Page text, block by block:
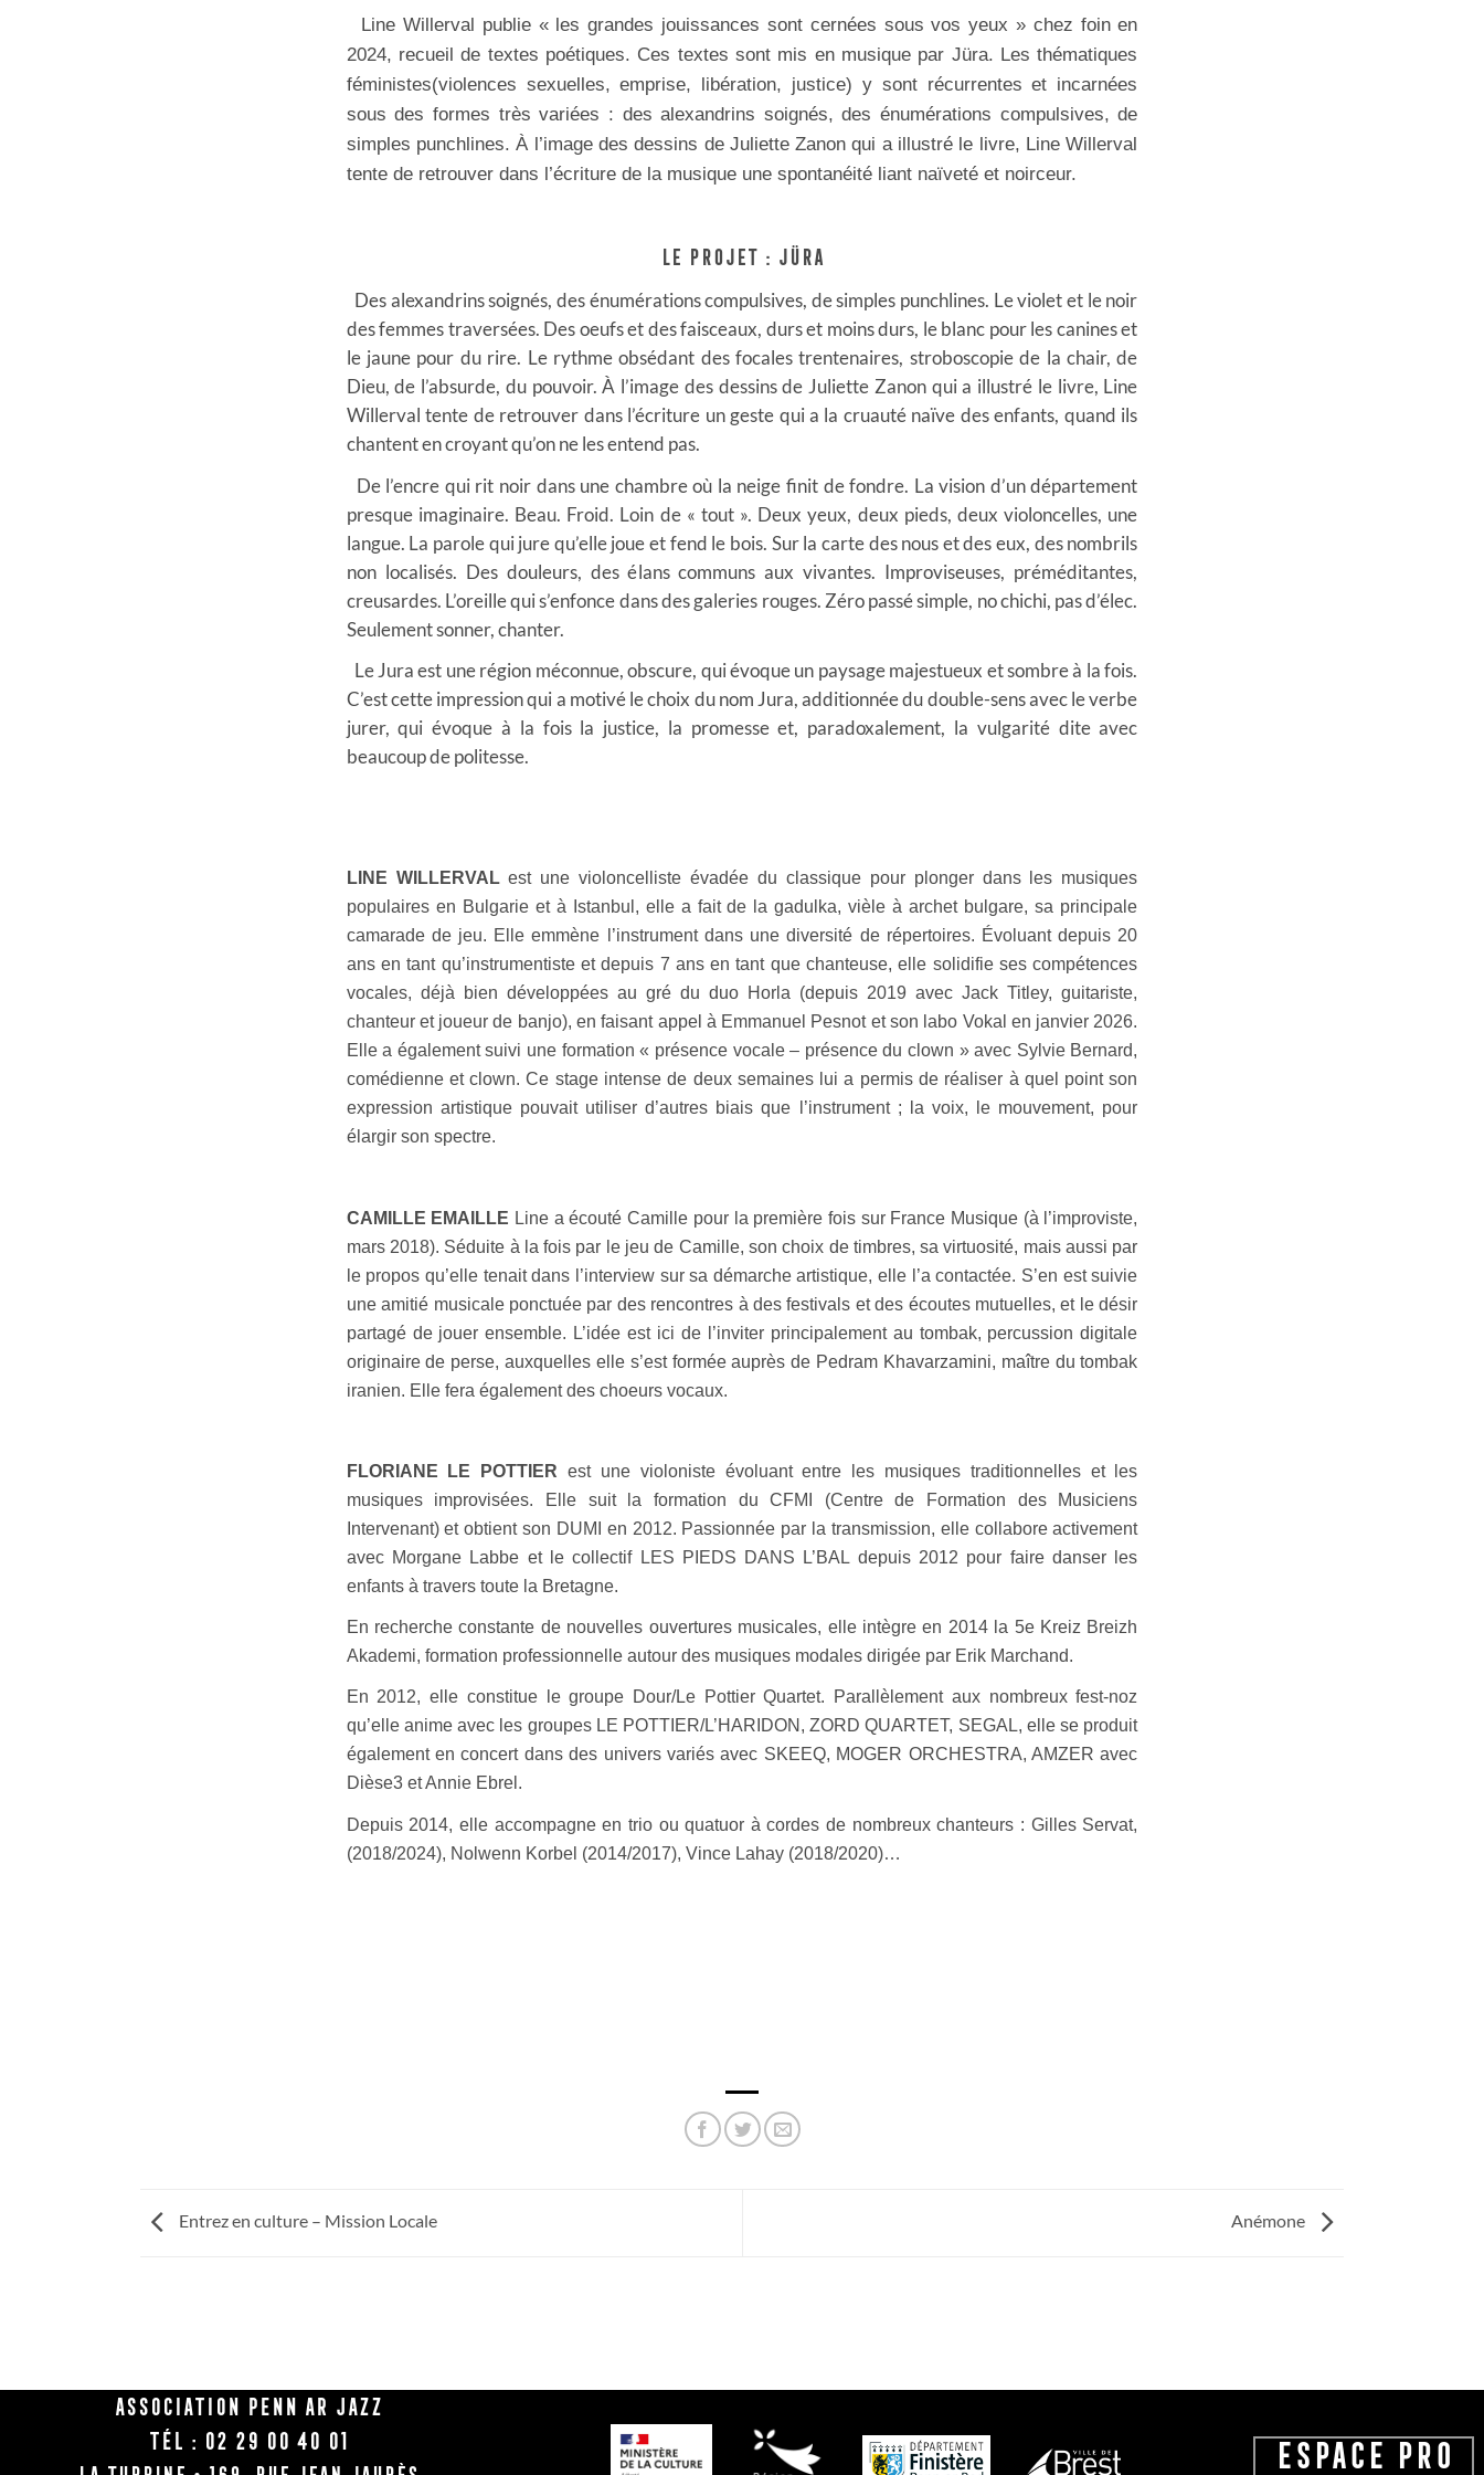
Line Willerval publie « les grandes jouissances sont cernées sous vos yeux » chez foin en
2024, recueil de textes poétiques. Ces textes sont mis en musique par Jüra. Les thématiques
féministes(violences sexuelles, emprise, libération, justice) y sont récurrentes et incarnées
sous des formes très variées : des alexandrins soignés, des énumérations compulsives, de
simples punchlines. À l’image des dessins de Juliette Zanon qui a illustré le livre, Line Willerval
tente de retrouver dans l’écriture de la musique une spontanéité liant naïveté et noirceur.
LE PROJET : JÜRA
Des alexandrins soignés, des énumérations compulsives, de simples punchlines. Le violet et le noir
des femmes traversées. Des oeufs et des faisceaux, durs et moins durs, le blanc pour les canines et
le jaune pour du rire. Le rythme obsédant des focales trentenaires, stroboscopie de la chair, de
Dieu, de l’absurde, du pouvoir. À l’image des dessins de Juliette Zanon qui a illustré le livre, Line
Willerval tente de retrouver dans l’écriture un geste qui a la cruauté naïve des enfants, quand ils
chantent en croyant qu’on ne les entend pas.
De l’encre qui rit noir dans une chambre où la neige finit de fondre. La vision d’un département
presque imaginaire. Beau. Froid. Loin de « tout ». Deux yeux, deux pieds, deux violoncelles, une
langue. La parole qui jure qu’elle joue et fend le bois. Sur la carte des nous et des eux, des nombrils
non localisés. Des douleurs, des élans communs aux vivantes. Improviseuses, préméditantes,
creusardes. L’oreille qui s’enfonce dans des galeries rouges. Zéro passé simple, no chichi, pas d’élec.
Seulement sonner, chanter.
Le Jura est une région méconnue, obscure, qui évoque un paysage majestueux et sombre à la fois.
C’est cette impression qui a motivé le choix du nom Jura, additionnée du double-sens avec le verbe
jurer, qui évoque à la fois la justice, la promesse et, paradoxalement, la vulgarité dite avec
beaucoup de politesse.
LINE WILLERVALest une violoncelliste évadée du classique pour plonger dans les musiques
populaires en Bulgarie et à Istanbul, elle a fait de la gadulka, vièle à archet bulgare, sa principale
camarade de jeu. Elle emmène l’instrument dans une diversité de répertoires. Évoluant depuis 20
ans en tant qu’instrumentiste et depuis 7 ans en tant que chanteuse, elle solidifie ses compétences
vocales, déjà bien développées au gré du duo Horla (depuis 2019 avec Jack Titley, guitariste,
chanteur et joueur de banjo), en faisant appel à Emmanuel Pesnot et son labo Vokal en janvier 2026.
Elle a également suivi une formation « présence vocale – présence du clown » avec Sylvie Bernard,
comédienne et clown. Ce stage intense de deux semaines lui a permis de réaliser à quel point son
expression artistique pouvait utiliser d’autres biais que l’instrument ; la voix, le mouvement, pour
élargir son spectre.
CAMILLE EMAILLE Line a écouté Camille pour la première fois sur France Musique (à l’improviste,
mars 2018). Séduite à la fois par le jeu de Camille, son choix de timbres, sa virtuosité, mais aussi par
le propos qu’elle tenait dans l’interview sur sa démarche artistique, elle l’a contactée. S’en est suivie
une amitié musicale ponctuée par des rencontres à des festivals et des écoutes mutuelles, et le désir
partagé de jouer ensemble. L’idée est ici de l’inviter principalement au tombak, percussion digitale
originaire de perse, auxquelles elle s’est formée auprès de Pedram Khavarzamini, maître du tombak
iranien. Elle fera également des choeurs vocaux.
FLORIANE LE POTTIER est une violoniste évoluant entre les musiques traditionnelles et les
musiques improvisées. Elle suit la formation du CFMI (Centre de Formation des Musiciens
Intervenant) et obtient son DUMI en 2012. Passionnée par la transmission, elle collabore activement
avec Morgane Labbe et le collectif LES PIEDS DANS L’BAL depuis 2012 pour faire danser les
enfants à travers toute la Bretagne.
En recherche constante de nouvelles ouvertures musicales, elle intègre en 2014 la 5e Kreiz Breizh
Akademi, formation professionnelle autour des musiques modales dirigée par Erik Marchand.
En 2012, elle constitue le groupe Dour/Le Pottier Quartet. Parallèlement aux nombreux fest-noz
qu’elle anime avec les groupes LE POTTIER/L’HARIDON, ZORD QUARTET, SEGAL, elle se produit
également en concert dans des univers variés avec SKEEQ, MOGER ORCHESTRA, AMZER avec
Dièse3 et Annie Ebrel.
Depuis 2014, elle accompagne en trio ou quatuor à cordes de nombreux chanteurs : Gilles Servat,
(2018/2024), Nolwenn Korbel (2014/2017), Vince Lahay (2018/2020)…
Entrez en culture – Mission Locale Anémone
Association Penn Ar Jazz
Tél : 02 29 00 40 01
ESPACE PRO